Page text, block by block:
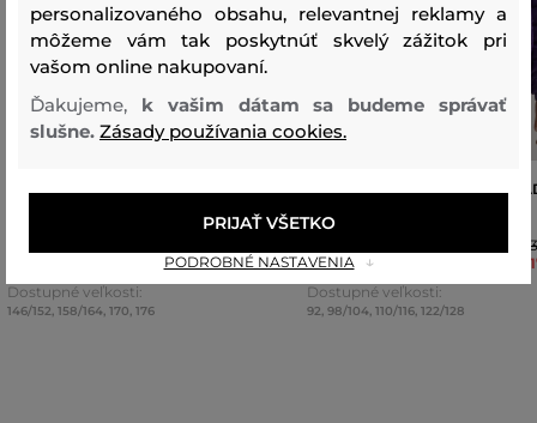
BUNDA GANT SHINY LIGHT PADDED
129,90 €
Dostupné veľkosti:
146/152, 158/164, 170, 176
BUNDA GANT SHINY LIGHT
Dostupné veľkosti:
92, 98/104, 110/116, 122/128
personalizovaného obsahu, relevantnej reklamy a
môžeme vám tak poskytnúť skvelý zážitok pri
vašom online nakupovaní.
Ďakujeme, k vašim dátam sa budeme správať
slušne. Zásady používania cookies.
PODROBNÉ NASTAVENIA
PRIJAŤ VŠETKO